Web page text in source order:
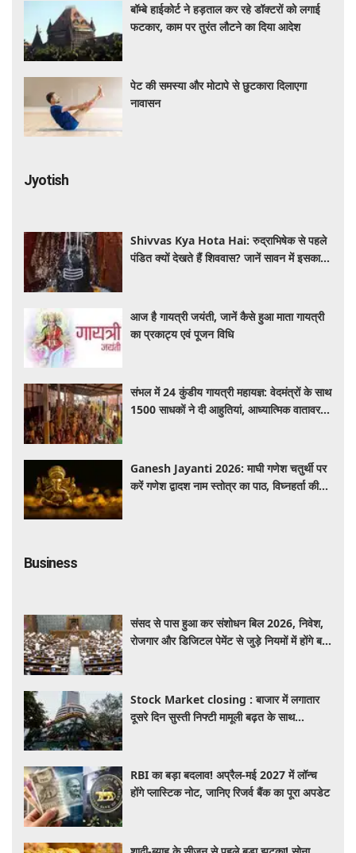
बॉम्बे हाईकोर्ट ने हड़ताल कर रहे डॉक्टरों को लगाई
फटकार, काम पर तुरंत लौटने का दिया आदेश
पेट की समस्या और मोटापे से छुटकारा दिलाएगा
नावासन
Jyotish
Shivvas Kya Hota Hai: रुद्राभिषेक से पहले
पंडित क्यों देखते हैं शिववास? जानें सावन में इसका
आज है गायत्री जयंती, जानें कैसे हुआ माता गायत्री
का प्रकाट्य एवं पूजन विधि
संभल में 24 कुंडीय गायत्री महायज्ञ: वेदमंत्रों के साथ
1500 साधकों ने दी आहुतियां, आध्यात्मिक वातावरण
Ganesh Jayanti 2026: माघी गणेश चतुर्थी पर
करें गणेश द्वादश नाम स्तोत्र का पाठ, विघ्नहर्ता की
Business
संसद से पास हुआ कर संशोधन बिल 2026, निवेश,
रोजगार और डिजिटल पेमेंट से जुड़े नियमों में होंगे बड़े
Stock Market closing : बाजार में लगातार
दूसरे दिन सुस्ती निफ्टी मामूली बढ़त के साथ
RBI का बड़ा बदलाव! अप्रैल-मई 2027 में लॉन्च
होंगे प्लास्टिक नोट, जानिए रिजर्व बैंक का पूरा अपडेट